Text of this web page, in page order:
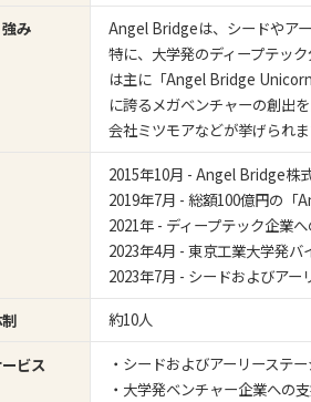
み
Angel Bridgeは、シードやア
特に、大学発のディープテッ
は主に「Angel Bridge
に誇るメガベンチャーの創出
会社ミツモアなどが挙げられま
2015年10月 - Angel Bridge株
2019年7月 - 総額100億円の
2021年 - ディープテック企業
2023年4月 - 東京工業大学発
2023年7月 - シードおよびア
約10人
ビス
・シードおよびアーリーステ
・大学発ベンチャー企業への